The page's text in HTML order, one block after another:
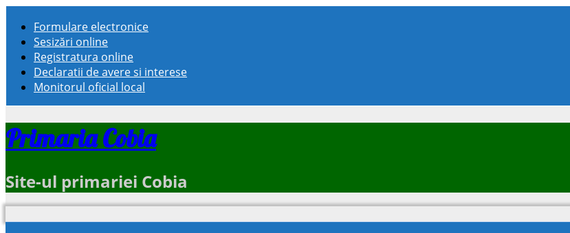
Formulare electronice
Sesizări online
Registratura online
Declaratii de avere si interese
Monitorul oficial local
Primaria Cobia
Site-ul primariei Cobia